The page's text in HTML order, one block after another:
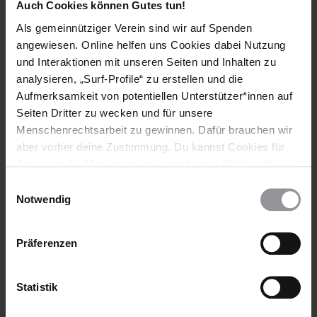
Auch Cookies können Gutes tun!
Als gemeinnütziger Verein sind wir auf Spenden
angewiesen. Online helfen uns Cookies dabei Nutzung
und Interaktionen mit unseren Seiten und Inhalten zu
analysieren, „Surf-Profile“ zu erstellen und die
Aufmerksamkeit von potentiellen Unterstützer*innen auf
Seiten Dritter zu wecken und für unsere
Menschenrechtsarbeit zu gewinnen. Dafür brauchen wir
aber vorher deine Zustimmung. Du kannst Cookies für
wieder ändern. Diesen Banner kannst Du über den Link
Notwendig
Präferenzen
Statistik
Vereinigte Staaten Von Amerika
Themen
Haftbedingungen